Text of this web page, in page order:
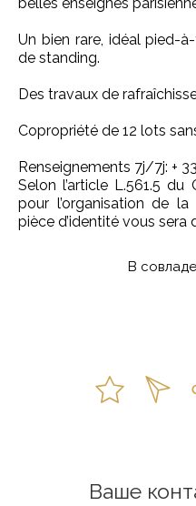
Un bien rare, idéal pied-
de standing.
Des travaux de
Copropriété de 12 lots
Renseignements 7j/7j: +
Selon l’article L.561.5 du
pour l’organisation de
pièce d’identité vous sera
В
Ваше